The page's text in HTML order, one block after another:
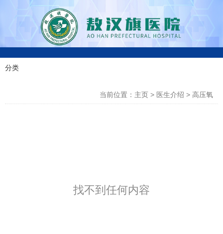
0
7
3
分类
当前位置：主页 > 医生介绍 > 高压氧
找不到任何内容